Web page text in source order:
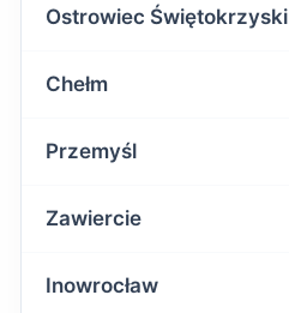
Ostrowiec Świętokrzyski
Chełm
Przemyśl
Zawiercie
Inowrocław